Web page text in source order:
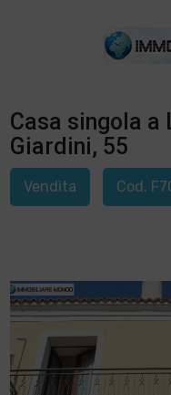
Casa singola a
Giardini, 55
Vendita Cod.